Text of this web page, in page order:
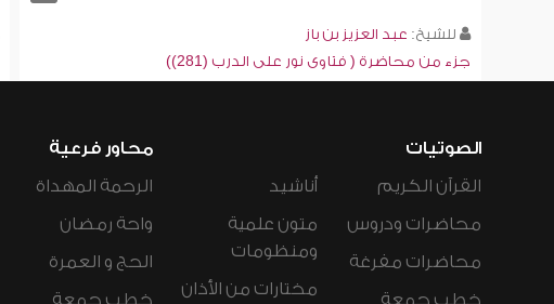
للشيخ: عبد العزيز بن باز
جزء من محاضرة ( فتاوى نور على الدرب (281))
الصوتيات
القرآن الكريم
محاضرات ودروس
محاضرات مفرغة
خطب جمعة
أناشيد
متون علمية
ومنظومات
مختارات من الأذان
محاور فرعية
الرحمة المهداة
واحة رمضان
الحج و العمرة
خطب جمعة